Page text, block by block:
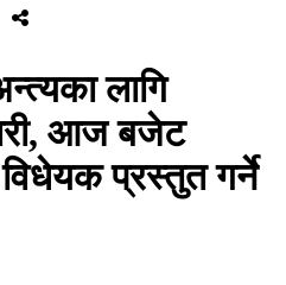
लागि
आज बजेट
प्रस्तुत गर्ने